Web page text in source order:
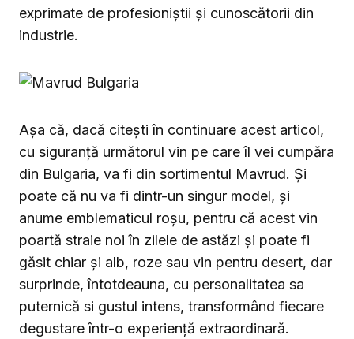
exprimate de profesioniștii și cunoscătorii din
industrie.
Așa că, dacă citești în continuare acest articol,
cu siguranță următorul vin pe care îl vei cumpăra
din Bulgaria, va fi din sortimentul Mavrud. Și
poate că nu va fi dintr-un singur model, și
anume emblematicul roșu, pentru că acest vin
poartă straie noi în zilele de astăzi și poate fi
găsit chiar și alb, roze sau vin pentru desert, dar
surprinde, întotdeauna, cu personalitatea sa
puternică si gustul intens, transformând fiecare
degustare într-o experiență extraordinară.